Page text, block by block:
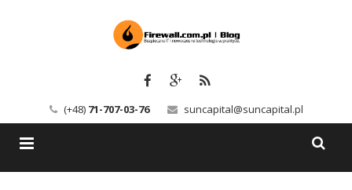
(+48) 71-707-03-76 suncapital@suncapital.pl